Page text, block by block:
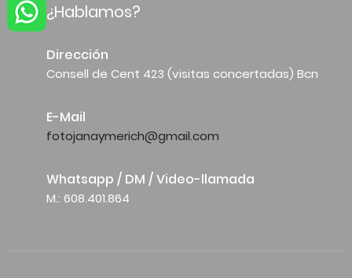
¿Hablamos?
Dirección
Consell de Cent 423 (visitas concertadas) Bcn
E-Mail
fotojanaymerich@gmail.com
Whatsapp / DM / Video-llamada
M.: 608.401.864